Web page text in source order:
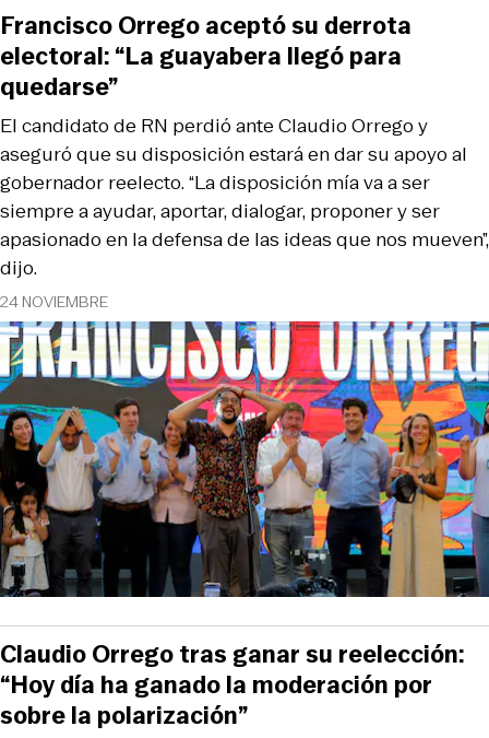
24 NOVIEMBRE
El candidato de RN perdió ante Claudio Orrego y
aseguró que su disposición estará en dar su apoyo al
gobernador reelecto. “La disposición mía va a ser
siempre a ayudar, aportar, dialogar, proponer y ser
apasionado en la defensa de las ideas que nos mueven”,
dijo.
Francisco Orrego aceptó su derrota
electoral: “La guayabera llegó para
quedarse”
Claudio Orrego tras ganar su reelección:
“Hoy día ha ganado la moderación por
sobre la polarización”